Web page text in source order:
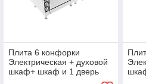
Плита 6 конфорки
Электрическая + духовой
шкаф+ шкаф и 1 дверь